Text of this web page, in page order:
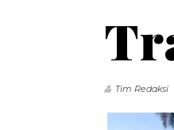
Tim Redaksi